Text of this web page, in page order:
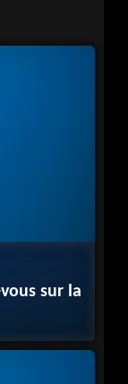
sur la